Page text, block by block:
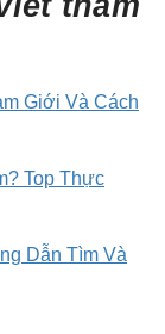
Giới Và Cách
Top Thực
Dẫn Tìm Và